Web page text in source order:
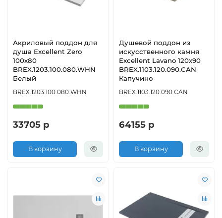
Акриловый поддон для
душа Excellent Zero
100х80
BREX.1203.100.080.WHN
Белый
BREX.1203.100.080.WHN
33705 р
В корзину
Душевой поддон из
искусственного камня
Excellent Lavano 120x90
BREX.1103.120.090.CAN
Капучино
BREX.1103.120.090.CAN
64155 р
В корзину